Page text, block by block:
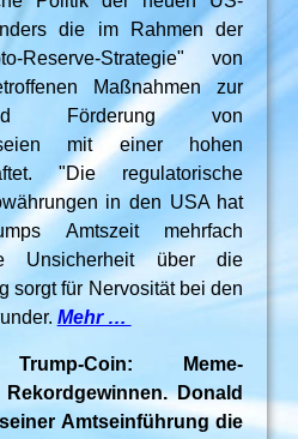
die im Rahmen der
Reserve-Strategie" von
Maßnahmen zur
Förderung von
seien mit einer hohen
"Die regulatorische
in den USA hat
Amtszeit mehrfach
Unsicherheit über die
sorgt für Nervosität bei den
Mehr …
Coin: Meme-
Donald
Amtseinführung die